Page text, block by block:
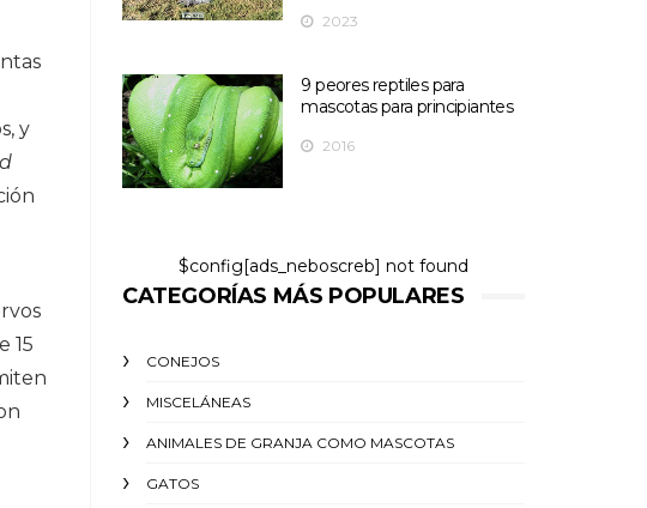
y
15
2023
9 peores reptiles para
mascotas para principiantes
2016
$config[ads_neboscreb] not found
CATEGORÍAS MÁS POPULARES
CONEJOS
MISCELÁNEAS
ANIMALES DE GRANJA COMO MASCOTAS
GATOS